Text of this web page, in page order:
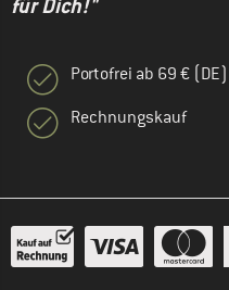
für Dich!"
Portofrei ab 69 € (DE)
Rechnungskauf